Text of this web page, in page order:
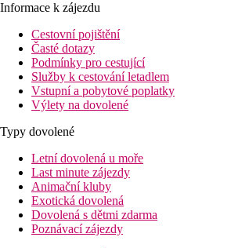
Informace k zájezdu
Cestovní pojištění
Časté dotazy
Podmínky pro cestující
Služby k cestování letadlem
Vstupní a pobytové poplatky
Výlety na dovolené
Typy dovolené
Letní dovolená u moře
Last minute zájezdy
Animační kluby
Exotická dovolená
Dovolená s dětmi zdarma
Poznávací zájezdy